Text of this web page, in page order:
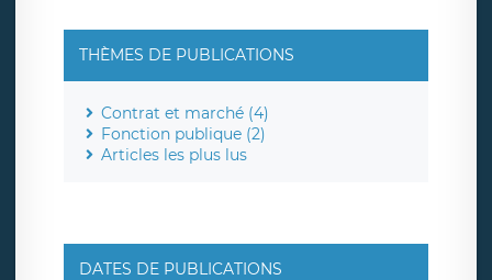
THÈMES DE PUBLICATIONS
Contrat et marché (4)
Fonction publique (2)
Articles les plus lus
DATES DE PUBLICATIONS